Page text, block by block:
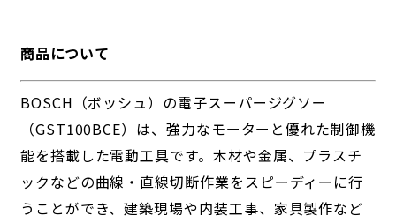
商品について
BOSCH（ボッシュ）の電子スーパージグソー
（GST100BCE）は、強力なモーターと優れた制御機
能を搭載した電動工具です。木材や金属、プラスチ
ックなどの曲線・直線切断作業をスピーディーに行
うことができ、建築現場や内装工事、家具製作など